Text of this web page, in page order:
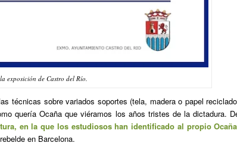
exposición de Castro del Río.
técnicas sobre variados soportes (tela, madera o papel
quería Ocaña que viéramos los años tristes de la dictadura.
en la que los estudiosos han identificado al propio Ocaña
en Barcelona.